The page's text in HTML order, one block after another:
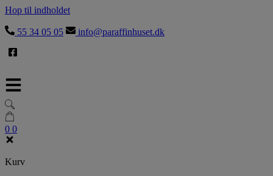
Hop til indholdet
55 34 05 05 info@paraffinhuset.dk
0 0
Kurv